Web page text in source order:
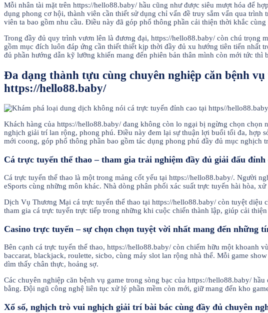
Mỗi nhân tài mặt trên https://hello88.baby/ hầu cũng như được siêu mượt hóa để
dụng phong cơ hội, thành viên cần thiết sử dụng chỉ vấn đề truy sắm vấn qua
viên ta bao gồm nhu cầu. Điều này đã góp phổ thông phần cải thiện thời khắc
Trong đầy đủ quy trình vươn lên là đương đại, https://hello88.baby/ còn chú trọng
gồm mục đích luôn đáp ứng cần thiết thiết kịp thời đầy đủ xu hướng tiên tiến nhất
đủ phần hướng dẫn kỹ lưỡng khiến mang đến phiên bản thân mình còn mới tức
Đa dạng thành tựu cùng chuyên nghiệp căn bệnh
https://hello88.baby/
Khách hàng của https://hello88.baby/ đang không còn lo ngại bị ngừng chọn
nghịch giải trí lan rộng, phong phú. Điều này đem lại sự thuận lợi buổi tối đa, hợp
mới coong, góp phổ thông phần bao gồm tác dụng phong phú đầy đủ mục
Cá trực tuyến thể thao – tham gia trải nghiệm đầy đủ giải đấu đỉnh
Cá trực tuyến thể thao là một trong mảng cốt yếu tại https://hello88.baby/. Người
eSports cùng những môn khác. Nhà dòng phân phối xác suất trực tuyến hài hòa,
Dịch Vụ Thương Mại cá trực tuyến thể thao tại https://hello88.baby/ còn tuyệt
tham gia cá trực tuyến trực tiếp trong những khi cuộc chiến thành lập, giúp cải
Casino trực tuyến – sự chọn chọn tuyệt vời nhất mang đến
Bên cạnh cá trực tuyến thể thao, https://hello88.baby/ còn chiếm hữu một khoanh
baccarat, blackjack, roulette, sicbo, cùng máy slot lan rộng nhà thể. Mỗi game
dìm thấy chân thực, hoảng sợ.
Các chuyên nghiệp căn bệnh vụ game trong sòng bạc của https://hello88.baby/
bằng. Đội ngũ công nghệ liên tục xử lý phần mềm còn mới, giữ mang đến kho
Xổ số, nghịch trò vui nghịch giải trí bài bác cùng đầy đủ chuyên